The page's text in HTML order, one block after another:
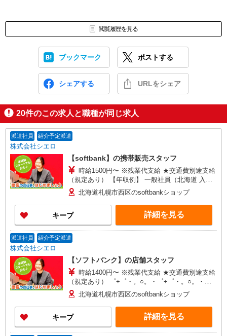
閲覧履歴を見る
ブックマーク ポストする
シェアする URLをシェア
20件のこの求人と職種が同じ求人
派遣社員 紹介予定派遣
株式会社シエロ
【softbank】の携帯販売スタッフ
時給1500円〜 ※残業代支給 ★交通費別途支給
（規定あり） 【年収例】 一般社員（北海道 入社2
年目21歳） 330万円/月給200,000円+各種手当 店
長（関東 入社4年目26歳） 462万円/月給
252,000円+各種手当 ゜+゜・。○。・゜+゜・。
○。・゜+゜ 入社祝い金10万円支給(規定有) お友達
を紹介頂くと, インセンティブ支給(規定有) ★月2
回払い・週払い可能（規程有）★ ゜・。○。・゜
+゜・。○。・゜+゜
北海道札幌市西区のsoftbankショップ
キープ 詳細を見る
派遣社員 紹介予定派遣
株式会社シエロ
【ソフトバンク】の店舗スタッフ
時給1400円〜 ※残業代支給 ★交通費別途支給
（規定あり） ゜+゜・。○。・゜+゜・。○。・゜
+゜ 入社祝い金10万円支給(規定有) お友達を紹介
頂くと, インセンティブ支給(規定有) ★月2回払
い・週払い可能（規程有）★ ゜・。○。・゜
+゜・。○。・゜+゜
北海道札幌市西区のsoftbankショップ
キープ 詳細を見る